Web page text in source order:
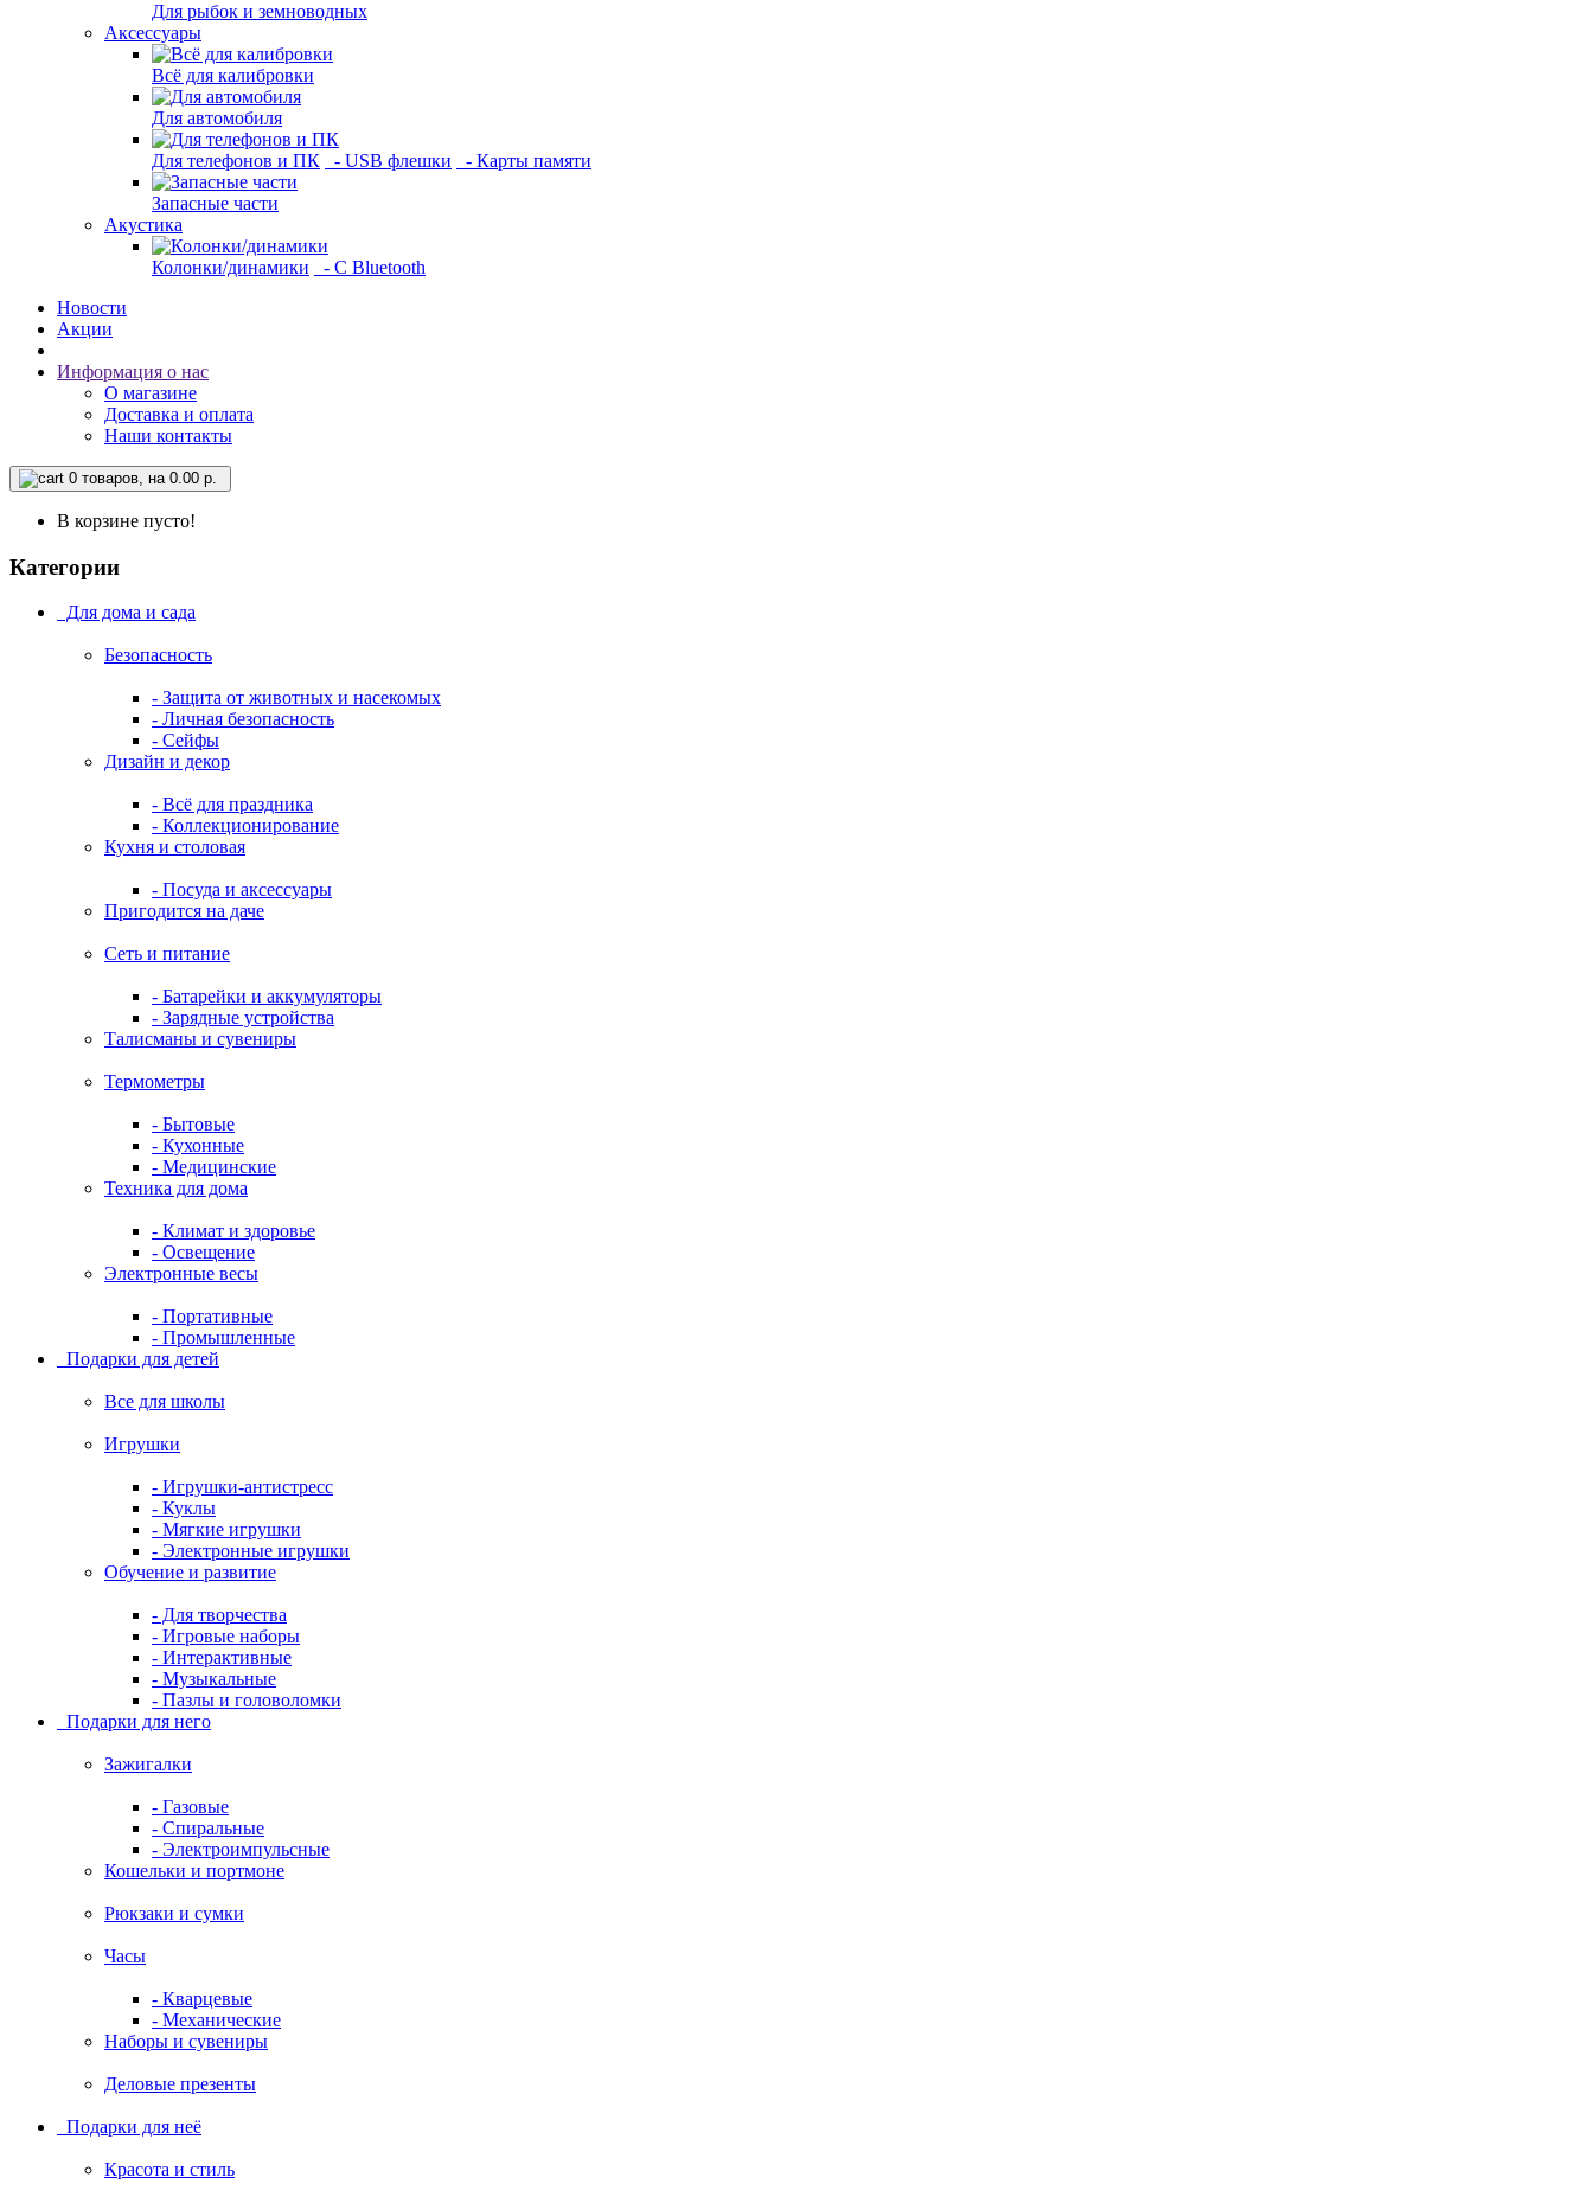
Для рыбок и земноводных
Аксессуары
Всё для калибровки
Для автомобиля
Для телефонов и ПК - USB флешки - Карты памяти
Запасные части
Акустика
Колонки/динамики
- С Bluetooth
Новости
Акции
Информация о нас
О магазине
Доставка и оплата
Наши контакты
0 товаров, на 0.00 р.
В корзине пусто!
Категории
Для дома и сада
Безопасность
- Защита от животных и насекомых
- Личная безопасность
- Сейфы
Дизайн и декор
- Всё для праздника
- Коллекционирование
Кухня и столовая
- Посуда и аксессуары
Пригодится на даче
Сеть и питание
- Батарейки и аккумуляторы
- Зарядные устройства
Талисманы и сувениры
Термометры
- Бытовые
- Кухонные
- Медицинские
Техника для дома
- Климат и здоровье
- Освещение
Электронные весы
- Портативные
- Промышленные
Подарки для детей
Все для школы
Игрушки
- Игрушки-антистресс
- Куклы
- Мягкие игрушки
- Электронные игрушки
Обучение и развитие
- Для творчества
- Игровые наборы
- Интерактивные
- Музыкальные
- Пазлы и головоломки
Подарки для него
Зажигалки
- Газовые
- Спиральные
- Электроимпульсные
Кошельки и портмоне
Рюкзаки и сумки
Часы
- Кварцевые
- Механические
Наборы и сувениры
Деловые презенты
Подарки для неё
Красота и стиль